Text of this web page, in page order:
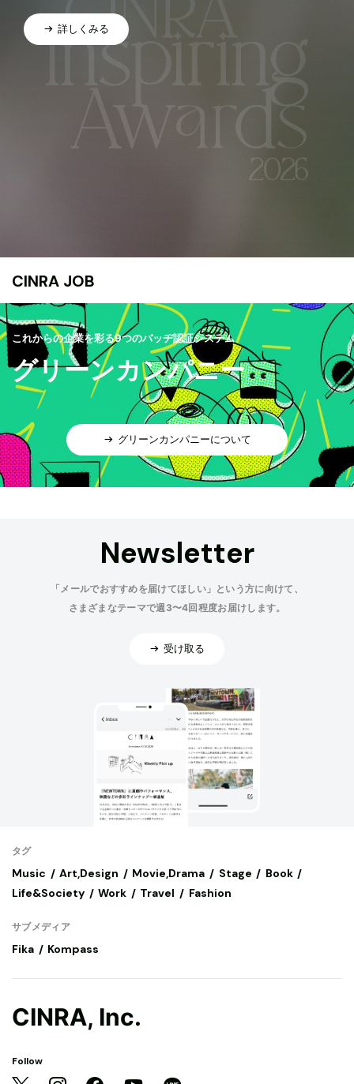
詳しくみる
CINRA JOB
これからの企業を彩る9つのバッヂ認証システム
グリーンカンパニー
グリーンカンパニーについて
Newsletter
「メールでおすすめを届けてほしい」という方に向けて、
さまざまなテーマで週3〜4回程度お届けします。
受け取る
タグ
Music Art,Design Movie,Drama Stage
Book
Life&Society
Work Travel Fashion
サブメディア
Fika Kompass
CINRA, Inc.
Follow